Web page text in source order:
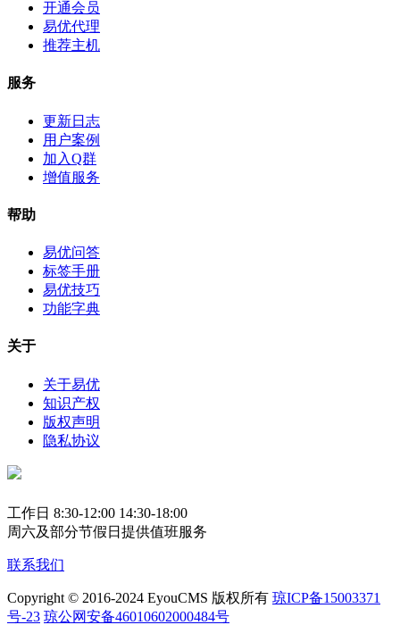
开通会员
易优代理
推荐主机
服务
更新日志
用户案例
加入Q群
增值服务
帮助
易优问答
标签手册
易优技巧
功能字典
关于
关于易优
知识产权
版权声明
隐私协议
工作日 8:30-12:00 14:30-18:00
周六及部分节假日提供值班服务
联系我们
Copyright © 2016-2024 EyouCMS 版权所有 琼ICP备15003371
号-23 琼公网安备46010602000484号